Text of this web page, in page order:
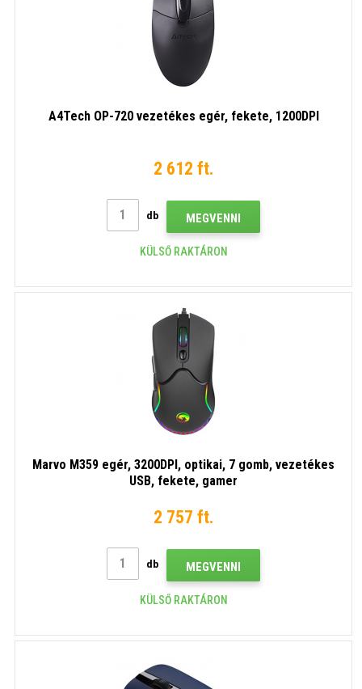
A4Tech OP-720 vezetékes egér, fekete, 1200DPI
2 612 ft.
db MEGVENNI
KÜLSŐ RAKTÁRON
Marvo M359 egér, 3200DPI, optikai, 7 gomb, vezetékes
USB, fekete, gamer
2 757 ft.
db MEGVENNI
KÜLSŐ RAKTÁRON